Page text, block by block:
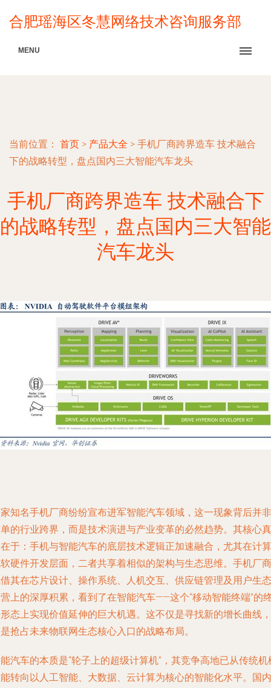
合肥瑶海区冬慧网络技术咨询服务部
MENU
当前位置： 首页 > 产品大全 > 手机厂商跨界造车 技术融合
下的战略转型，盘点国内三大智能汽车龙头
手机厂商跨界造车 技术融合下
的战略转型，盘点国内三大智能
汽车龙头
知名手机厂商纷纷宣布进军智能汽车领域，这一现象背后并非
的行业跨界，而是技术演进与产业变革的必然趋势。其核心真
于：手机与智能汽车的底层技术逻辑正加速融合，尤其在计算
硬件开发层面，二者共享着相似的架构与生态思维。手机厂商
其在芯片设计、操作系统、人机交互、供应链管理及用户生态
上的深厚积累，看到了在智能汽车——这个“移动智能终端”的
态上实现价值延伸的巨大机遇。这不仅是寻找新的增长曲线，
抢占未来物联网生态核心入口的战略布局。
汽车的本质是“轮子上的超级计算机”，其竞争高地已从传统机
转向以人工智能、大数据、云计算为核心的智能化水平。国内